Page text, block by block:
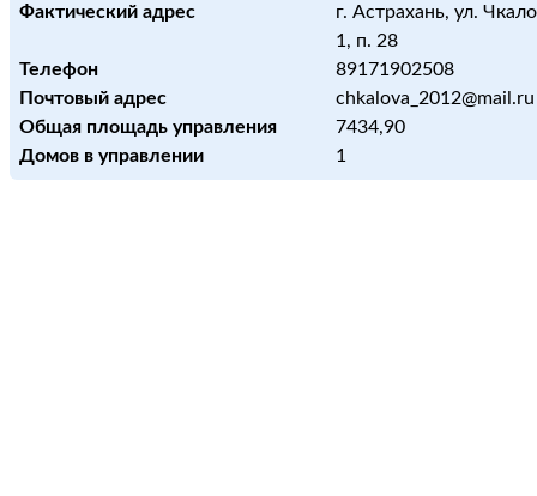
Фактический адрес
г. Астрахань, ул.
1, п. 28
Телефон
89171902508
Почтовый адрес
chkalova_2012@mail.ru
Общая площадь управления
7434,90
Домов в управлении
1